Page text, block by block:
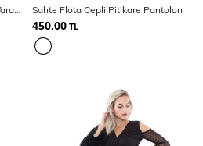
Pantolon - Yanları Payet Seritli Varak Pantolon Sahte Flota Cepli Pitikare Pantolon
450,00 TL